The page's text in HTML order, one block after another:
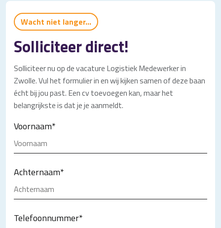
Wacht niet langer...
Solliciteer direct!
Solliciteer nu op de vacature Logistiek Medewerker in
Zwolle. Vul het formulier in en wij kijken samen of deze baan
écht bij jou past. Een cv toevoegen kan, maar het
belangrijkste is dat je je aanmeldt.
Voornaam*
Achternaam*
Telefoonnummer*